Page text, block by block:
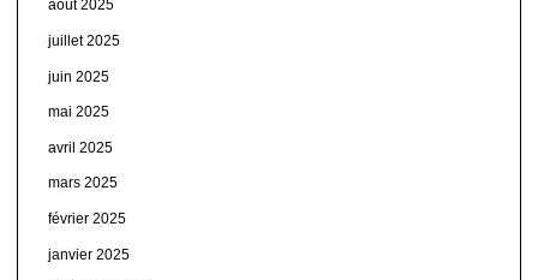
août 2025
juillet 2025
juin 2025
mai 2025
avril 2025
mars 2025
février 2025
janvier 2025